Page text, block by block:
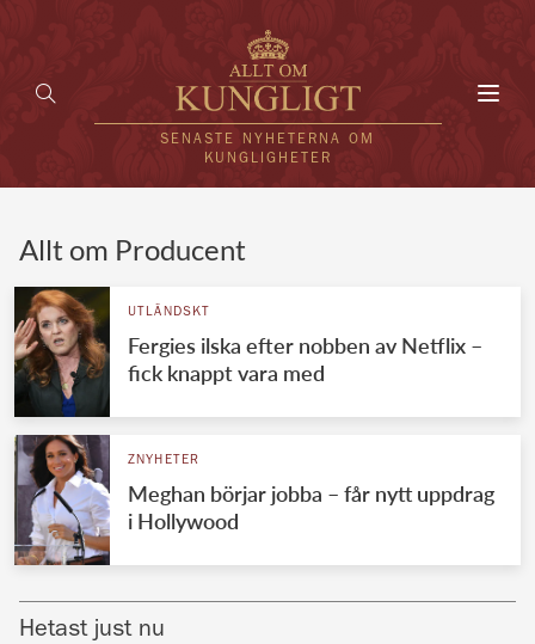
SENASTE NYHETERNA OM
KUNGLIGHETER
UTLÄNDSKT
VÄRLDENS KUNGAHUS
Svenska kungahuset
Brittiska kungahuset
REDAKTION
Allt om Producent
UTLÄNDSKT
Fergies ilska efter nobben av Netflix –
fick knappt vara med
ZNYHETER
Meghan börjar jobba – får nytt uppdrag
i Hollywood
Hetast just nu